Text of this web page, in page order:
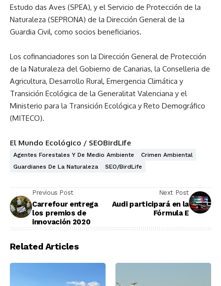
Estudo das Aves (SPEA), y el Servicio de Protección de la
Naturaleza (SEPRONA) de la Dirección General de la
Guardia Civil, como socios beneficiarios.
Los cofinanciadores son la Dirección General de Protección
de la Naturaleza del Gobierno de Canarias, la Conselleria de
Agricultura, Desarrollo Rural, Emergencia Climática y
Transición Ecológica de la Generalitat Valenciana y el
Ministerio para la Transición Ecológica y Reto Demográfico
(MITECO).
El Mundo Ecológico / SEOBirdLife
Agentes Forestales Y De Medio Ambiente
Crimen Ambiental
Guardianes De La Naturaleza
SEO/BirdLife
Previous Post
Carrefour entrega
los premios de
innovación 2020
Next Post
Audi participará en la
Fórmula E
Related Articles